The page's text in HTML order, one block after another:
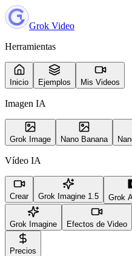
Grok Video
Herramientas
Inicio Ejemplos Mis Videos
Imagen IA
Grok Image Nano Banana
Vídeo IA
Crear Grok Imagine 1.5 Grok
Grok Imagine Efectos de Video
Precios